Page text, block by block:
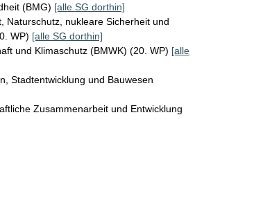
(BMG) [alle SG dorthin]
Naturschutz, nukleare Sicherheit und
WP) [alle SG dorthin]
und Klimaschutz (BMWK) (20. WP) [alle
Stadtentwicklung und Bauwesen
Zusammenarbeit und Entwicklung